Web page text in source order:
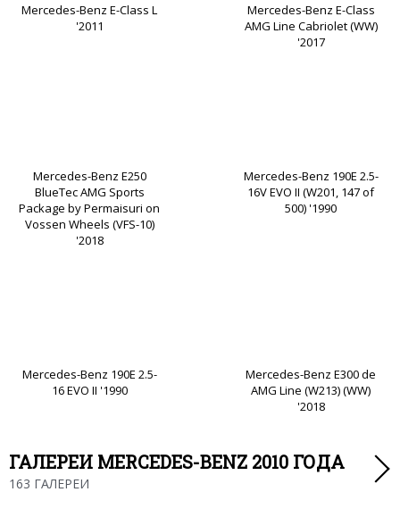
Mercedes-Benz E-Class L
'2011
Mercedes-Benz E-Class
AMG Line Cabriolet (WW)
'2017
Mercedes-Benz E250
BlueTec AMG Sports
Package by Permaisuri on
Vossen Wheels (VFS-10)
'2018
Mercedes-Benz 190E 2.5-
16V EVO II (W201, 147 of
500) '1990
Mercedes-Benz 190E 2.5-
16 EVO II '1990
Mercedes-Benz E300 de
AMG Line (W213) (WW)
'2018
ГАЛЕРЕИ MERCEDES-BENZ 2010 ГОДА
163 ГАЛЕРЕИ